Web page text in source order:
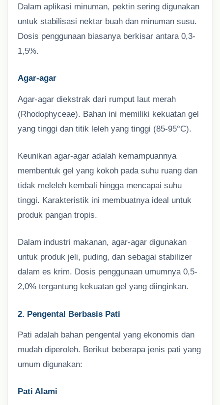
Dalam aplikasi minuman, pektin sering digunakan
untuk stabilisasi nektar buah dan minuman susu.
Dosis penggunaan biasanya berkisar antara 0,3-
1,5%.
Agar-agar
Agar-agar diekstrak dari rumput laut merah
(Rhodophyceae). Bahan ini memiliki kekuatan gel
yang tinggi dan titik leleh yang tinggi (85-95°C).
Keunikan agar-agar adalah kemampuannya
membentuk gel yang kokoh pada suhu ruang dan
tidak meleleh kembali hingga mencapai suhu
tinggi. Karakteristik ini membuatnya ideal untuk
produk pangan tropis.
Dalam industri makanan, agar-agar digunakan
untuk produk jeli, puding, dan sebagai stabilizer
dalam es krim. Dosis penggunaan umumnya 0,5-
2,0% tergantung kekuatan gel yang diinginkan.
2. Pengental Berbasis Pati
Pati adalah bahan pengental yang ekonomis dan
mudah diperoleh. Berikut beberapa jenis pati yang
umum digunakan:
Pati Alami